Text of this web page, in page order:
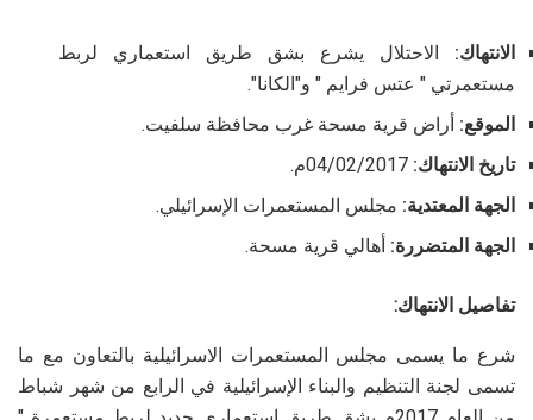
الانتهاك: الاحتلال يشرع بشق طريق استعماري لربط
مستعمرتي " عتس فرايم " و"الكانا".
الموقع: أراض قرية مسحة غرب محافظة سلفيت.
تاريخ الانتهاك:
الجهة المعتدية: مجلس المستعمرات الإسرائيلي.
الجهة المتضررة: أهالي قرية مسحة.
تفاصيل الانتهاك:
شرع ما يسمى مجلس المستعمرات الاسرائيلية بالتعاون مع ما
تسمى لجنة التنظيم والبناء الإسرائيلية في الرابع من شهر شباط